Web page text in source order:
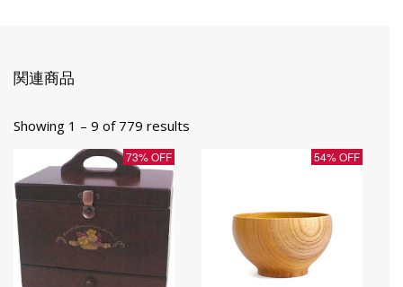
関連商品
Showing 1 – 9 of 779 results
73% OFF 54% OFF